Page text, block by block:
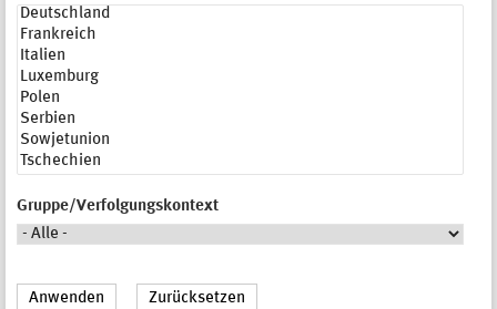
Gruppe/Verfolgungskontext